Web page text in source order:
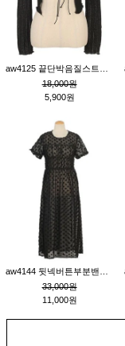
18,000원
5,900원
33,000원
11,000원